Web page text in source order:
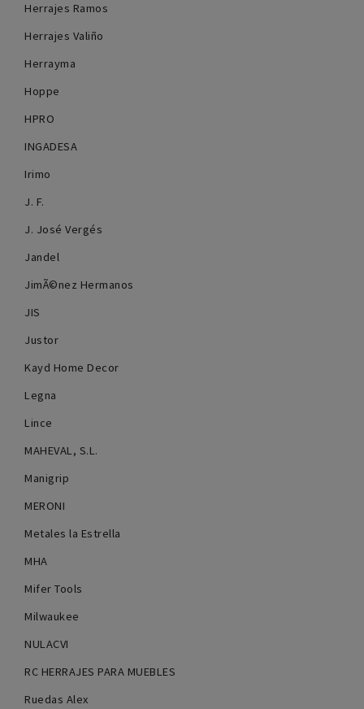
Herrajes Ramos
Herrajes Valiño
Herrayma
Hoppe
HPRO
INGADESA
Irimo
J. F.
J. José Vergés
Jandel
JimÃ©nez Hermanos
JIS
Justor
Kayd Home Decor
Legna
Lince
MAHEVAL, S.L.
Manigrip
MERONI
Metales la Estrella
MHA
Mifer Tools
Milwaukee
NULACVI
RC HERRAJES PARA MUEBLES
Ruedas Alex